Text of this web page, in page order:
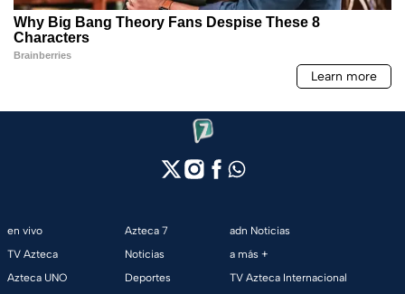
en vivo
TV Azteca
Azteca UNO
Azteca 7
Noticias
Deportes
adn Noticias
a más +
TV Azteca Internacional